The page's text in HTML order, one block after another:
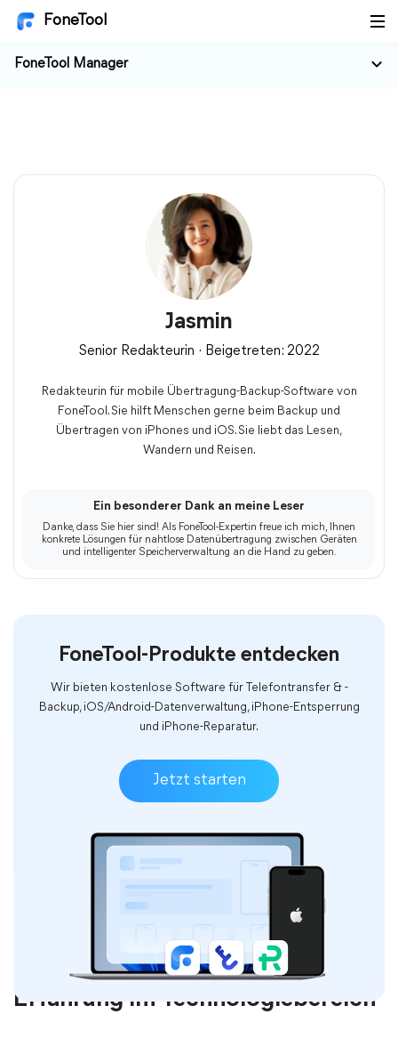
FoneTool
FoneTool Manager
Jasmin
Senior Redakteurin · Beigetreten: 2022
Redakteurin für mobile Übertragung-Backup-Software von
FoneTool. Sie hilft Menschen gerne beim Backup und
Übertragen von iPhones und iOS. Sie liebt das Lesen,
Wandern und Reisen.
Ein besonderer Dank an meine Leser
Danke, dass Sie hier sind! Als FoneTool-Expertin freue ich mich, Ihnen
konkrete Lösungen für nahtlose Datenübertragung zwischen Geräten
und intelligenter Speicherverwaltung an die Hand zu geben.
FoneTool-Produkte entdecken
Wir bieten kostenlose Software für Telefontransfer & -
Backup, iOS/Android-Datenverwaltung, iPhone-Entsperrung
und iPhone-Reparatur.
Jetzt starten
Erfahrung im Technologiebereich